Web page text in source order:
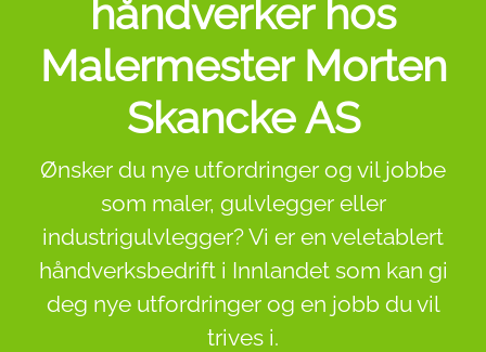
håndverker hos
Malermester Morten
Skancke AS
Ønsker du nye utfordringer og vil jobbe
som maler, gulvlegger eller
industrigulvlegger? Vi er en veletablert
håndverksbedrift i Innlandet som kan gi
deg nye utfordringer og en jobb du vil
trives i.